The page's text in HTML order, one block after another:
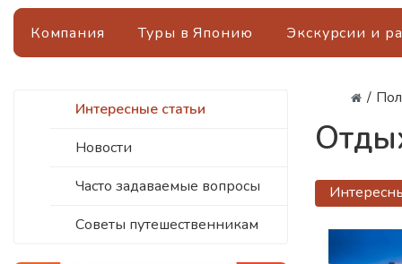
Компания Туры в Японию Экскурсии и
/
Интересные статьи
Новости
Часто задаваемые вопросы
Советы путешественникам